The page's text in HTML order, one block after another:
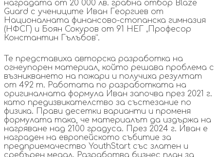
наградата от 20 000 лв. грабна отбор Blaze
Guard с учениците Иван Георгиев от
Националната финансово-стопанска гимназия
(НФСГ) и Боян Сокуров от 91 НЕГ „Професор
Константин Гълъбов”.
Те представиха авторска разработка на
огнеупорен материал, който решава проблема с
възникването на пожари и получиха резултат
от 492 т. Работата по разработката на
оригиналната формула Иван започва през 2021 г.
като предизвикателство за състезание по
физика. Прави десетки варианти и променя
формулата така, че материалът да издържа на
нагряване над 2100 градуса. През 2024 г. Иван е
награден на европейското събитие за
предприемачество YouthStart със златен и